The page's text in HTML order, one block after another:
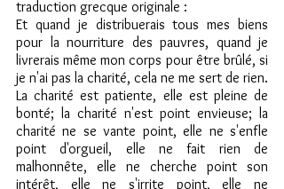
traduction grecque originale :
Et quand je distribuerais tous mes biens
pour la nourriture des pauvres, quand je
livrerais même mon corps pour être brûlé, si
je n'ai pas la charité, cela ne me sert de rien.
La charité est patiente, elle est pleine de
bonté; la charité n'est point envieuse; la
charité ne se vante point, elle ne s'enfle
point d'orgueil, elle ne fait rien de
malhonnête, elle ne cherche point son
intérêt, elle ne s'irrite point, elle ne